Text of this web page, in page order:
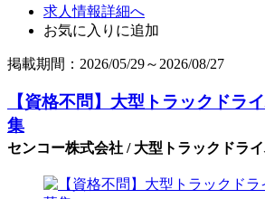
求人情報詳細へ
お気に入りに追加
掲載期間：2026/05/29～2026/08/27
【資格不問】大型トラックド
集
センコー株式会社 / 大型トラックドラ